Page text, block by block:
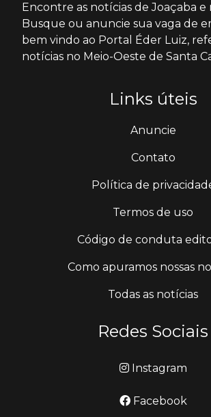
Encontre as notícias de Joaçaba e
Busque ou anuncie sua vaga de
bem vindo ao Portal Éder Luiz,
notícias no Meio-Oeste de Santa
Links úteis
Anuncie
Contato
Política de
Termos de uso
Código de conduta
Como apuramos nossas
Todas as notícias
Redes Sociais
Instagram
Facebook